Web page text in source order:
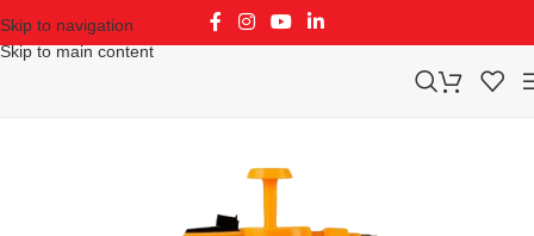
Skip to navigation
Skip to main content